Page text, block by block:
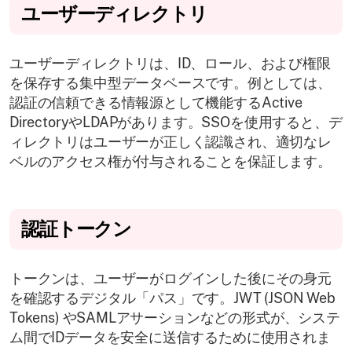
ユーザーディレクトリ
ユーザーディレクトリは、ID、ロール、および権限
を保存する集中型データベースです。例としては、
認証の信頼できる情報源として機能するActive
DirectoryやLDAPがあります。SSOを使用すると、デ
ィレクトリはユーザーが正しく認識され、適切なレ
ベルのアクセス権が付与されることを保証します。
認証トークン
トークンは、ユーザーがログインした後にその身元
を確認するデジタル「パス」です。JWT (JSON Web
Tokens) やSAMLアサーションなどの形式が、システ
ム間でIDデータを安全に送信するために使用されま